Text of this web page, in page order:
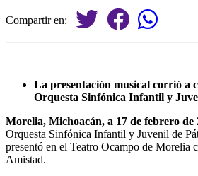
Compartir en:
La presentación musical corrió a
Orquesta Sinfónica Infantil y
Morelia, Michoacán, a 17 de febrero de
Orquesta Sinfónica Infantil y Juvenil de
presentó en el Teatro Ocampo de Morelia
Amistad.